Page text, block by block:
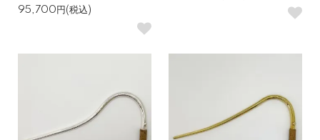
95,700円(税込)